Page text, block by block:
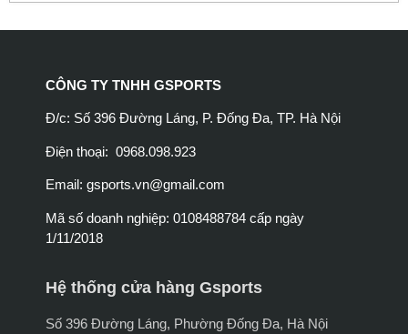
CÔNG TY TNHH GSPORTS
Đ/c: Số 396 Đường Láng, P. Đống Đa, TP. Hà Nội
Điện thoại: 0968.098.923
Email: gsports.vn@gmail.com
Mã số doanh nghiệp: 0108488784 cấp ngày
1/11/2018
Hệ thống cửa hàng Gsports
Số 396 Đường Láng, Phường Đống Đa, Hà Nội